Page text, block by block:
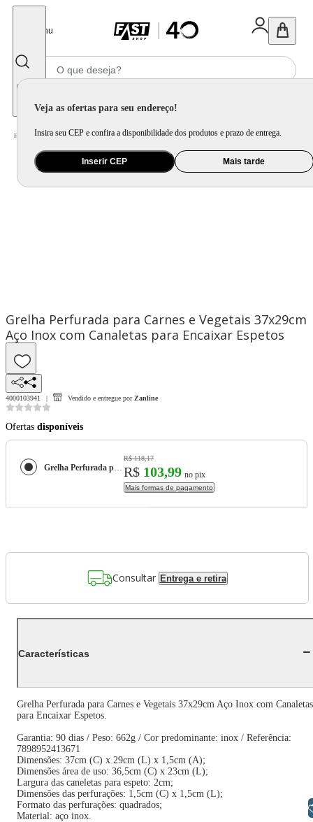
Menu
Veja as ofertas para seu endereço!
Insira seu CEP e confira a disponibilidade dos produtos e prazo de entrega.
Inserir CEP Mais tarde
Home Utilidade Doméstica Churrasco Acessório para Churrasqueira
Grelha Perfurada para Carnes e Vegetais 37x29cm
Aço Inox com Canaletas para Encaixar Espetos
4000103941 Vendido e entregue por Zanline
Ofertas disponíveis
Grelha Perfurada para Carnes e Vegetais 37x29cm Aço Inox com Canaletas para Encaixar Espetos
R$ 118,17
R$ 103,99 no pix
Mais formas de pagamento
Consultar Entrega e retira
Características
Grelha Perfurada para Carnes e Vegetais 37x29cm Aço Inox com Canaletas
para Encaixar Espetos.
Garantia: 90 dias / Peso: 662g / Cor predominante: inox / Referência:
7898952413671
Dimensões: 37cm (C) x 29cm (L) x 1,5cm (A);
Dimensões área de uso: 36,5cm (C) x 23cm (L);
Largura das caneletas para espeto: 2cm;
Dimensões das perfurações: 1,5cm (C) x 1,5cm (L);
Formato das perfurações: quadrados;
Material: aço inox.